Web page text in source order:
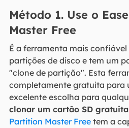
Método 1. Use o
Master Free
É a ferramenta mais
partições de disco e tem um
"clone de partição". Esta
completamente gratuita para
excelente escolha para
clonar um cartão SD
Partition Master Freetem a